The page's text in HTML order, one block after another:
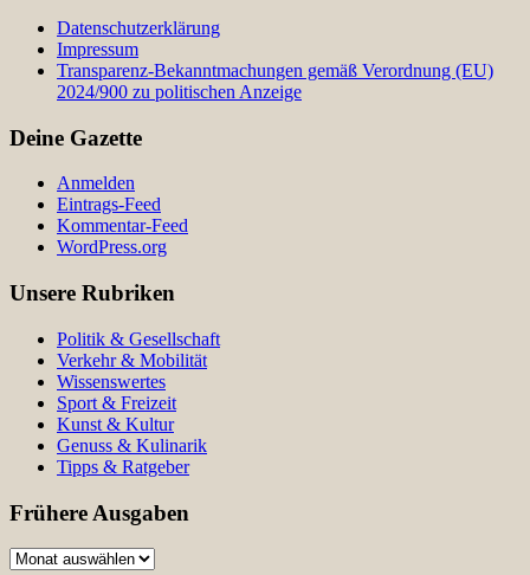
Datenschutzerklärung
Impressum
Transparenz-Bekanntmachungen gemäß Verordnung (EU)
2024/900 zu politischen Anzeige
Deine Gazette
Anmelden
Eintrags-Feed
Kommentar-Feed
WordPress.org
Unsere Rubriken
Politik & Gesellschaft
Verkehr & Mobilität
Wissenswertes
Sport & Freizeit
Kunst & Kultur
Genuss & Kulinarik
Tipps & Ratgeber
Frühere Ausgaben
Frühere